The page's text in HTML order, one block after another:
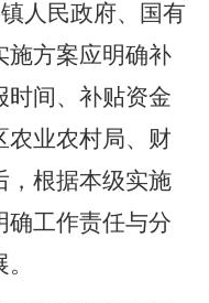
人民政府、国有
施方案应明确补
时间、补贴资金
农业农村局、财
，根据本级实施
确工作责任与分